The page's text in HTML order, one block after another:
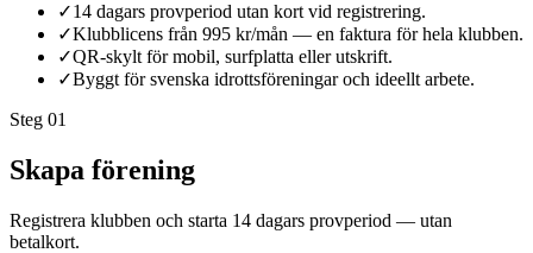
✓14 dagars provperiod utan kort vid registrering.
✓Klubblicens från 995 kr/mån — en faktura för hela klubben.
✓QR-skylt för mobil, surfplatta eller utskrift.
✓Byggt för svenska idrottsföreningar och ideellt arbete.
Steg 01
Skapa förening
Registrera klubben och starta 14 dagars provperiod — utan
betalkort.